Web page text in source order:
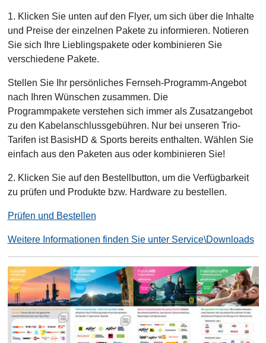
1. Klicken Sie unten auf den Flyer, um sich über die Inhalte
und Preise der einzelnen Pakete zu informieren. Notieren
Sie sich Ihre Lieblingspakete oder kombinieren Sie
verschiedene Pakete.
Stellen Sie Ihr persönliches Fernseh-Programm-Angebot
nach Ihren Wünschen zusammen. Die
Programmpakete verstehen sich immer als Zusatzangebot
zu den Kabelanschlussgebühren. Nur bei unseren Trio-
Tarifen ist BasisHD & Sports bereits enthalten. Wählen Sie
einfach aus den Paketen aus oder kombinieren Sie!
2. Klicken Sie auf den Bestellbutton, um die Verfügbarkeit
zu prüfen und Produkte bzw. Hardware zu bestellen.
Prüfen und Bestellen
Weitere Informationen finden Sie unter Service\Downloads